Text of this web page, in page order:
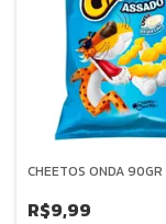
CHEETOS ONDA 90GR
R$9,99